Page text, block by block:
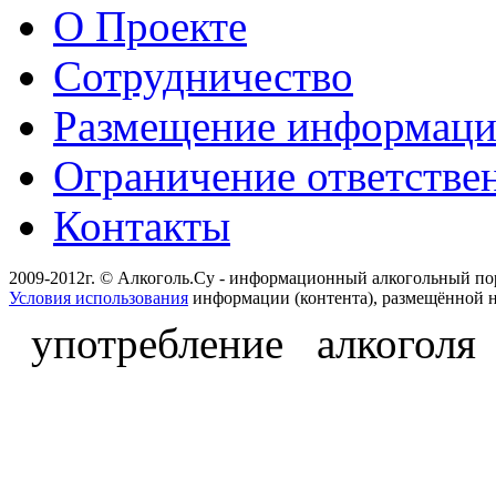
О Проекте
Сотрудничество
Размещение
Ограничение
Контакты
2009-2012г. © Алкоголь.Су - информационный алкогольный
Условия использования информации (контента), размещённой
употребление